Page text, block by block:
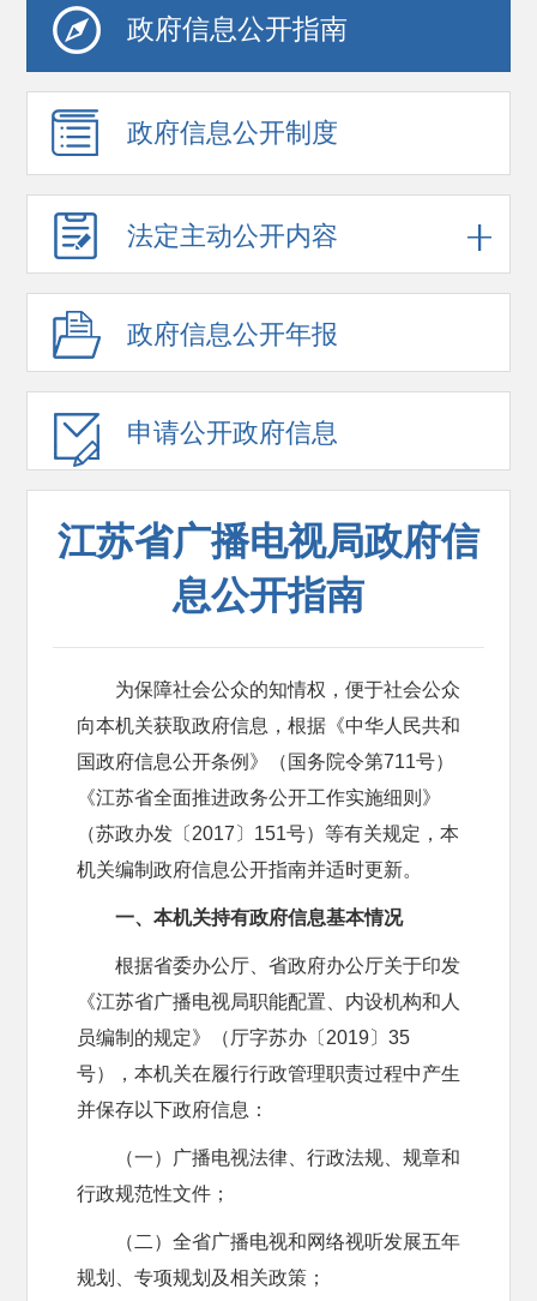
政府信息公开指南
政府信息公开制度
法定主动公开内容
政府信息公开年报
申请公开政府信息
江苏省广播电视局政府信
息公开指南
为保障社会公众的知情权，便于社会公众
向本机关获取政府信息，根据《中华人民共和
国政府信息公开条例》（国务院令第711号）
《江苏省全面推进政务公开工作实施细则》
（苏政办发〔2017〕151号）等有关规定，本
机关编制政府信息公开指南并适时更新。
一、本机关持有政府信息基本情况
根据省委办公厅、省政府办公厅关于印发
《江苏省广播电视局职能配置、内设机构和人
员编制的规定》（厅字苏办〔2019〕35
号），本机关在履行行政管理职责过程中产生
并保存以下政府信息：
（一）广播电视法律、行政法规、规章和
行政规范性文件；
（二）全省广播电视和网络视听发展五年
规划、专项规划及相关政策；